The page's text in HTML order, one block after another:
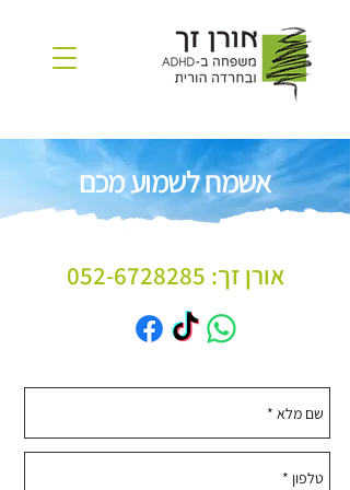
אשמח לשמוע מכם
אורן זך: 052-6728285